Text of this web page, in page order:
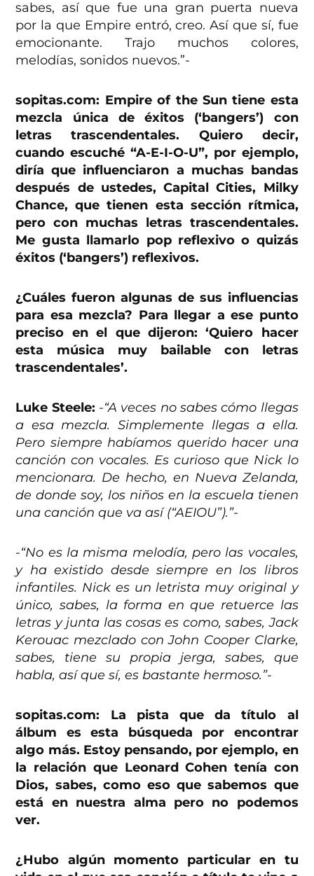
sabes, así que fue una gran puerta nueva
por la que Empire entró, creo. Así que sí, fue
emocionante. Trajo muchos colores,
melodías, sonidos nuevos.”-
sopitas.com: Empire of the Sun tiene esta
mezcla única de éxitos (‘bangers’) con
letras trascendentales. Quiero decir,
cuando escuché “A-E-I-O-U”, por ejemplo,
diría que influenciaron a muchas bandas
después de ustedes, Capital Cities, Milky
Chance, que tienen esta sección rítmica,
pero con muchas letras trascendentales.
Me gusta llamarlo pop reflexivo o quizás
éxitos (‘bangers’) reflexivos.
¿Cuáles fueron algunas de sus influencias
para esa mezcla? Para llegar a ese punto
preciso en el que dijeron: ‘Quiero hacer
esta música muy bailable con letras
trascendentales’.
Luke Steele: -“A veces no sabes cómo llegas
a esa mezcla. Simplemente llegas a ella.
Pero siempre habíamos querido hacer una
canción con vocales. Es curioso que Nick lo
mencionara. De hecho, en Nueva Zelanda,
de donde soy, los niños en la escuela tienen
una canción que va así (“AEIOU”).”-
-“No es la misma melodía, pero las vocales,
y ha existido desde siempre en los libros
infantiles. Nick es un letrista muy original y
único, sabes, la forma en que retuerce las
letras y junta las cosas es como, sabes, Jack
Kerouac mezclado con John Cooper Clarke,
sabes, tiene su propia jerga, sabes, que
habla, así que sí, es bastante hermoso.”-
sopitas.com: La pista que da título al
álbum es esta búsqueda por encontrar
algo más. Estoy pensando, por ejemplo, en
la relación que Leonard Cohen tenía con
Dios, sabes, como eso que sabemos que
está en nuestra alma pero no podemos
ver.
¿Hubo algún momento particular en tu